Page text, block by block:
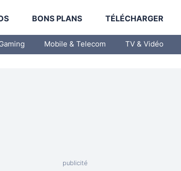
BONS PLANS TÉLÉCHARGER
Mobile & Telecom TV & Vidéo